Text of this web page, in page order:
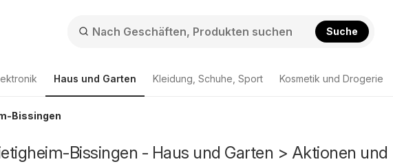
Suche
Haus und Garten Kleidung, Schuhe, Sport Kosmetik und Drogerie
Bissingen
Bissingen - Haus und Garten > Aktionen und